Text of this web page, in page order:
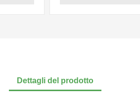
Dettagli del prodotto